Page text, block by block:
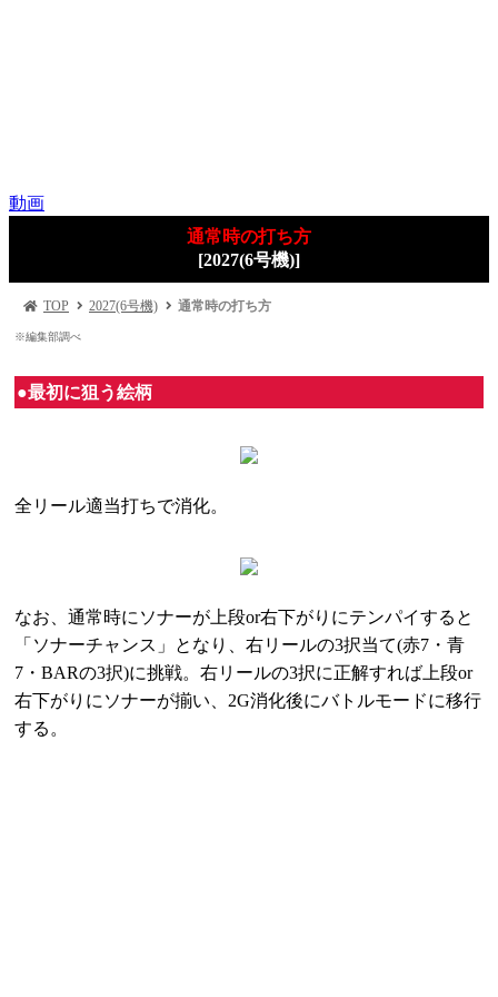
動画
通常時の打ち方
[2027(6号機)]
TOP 2027(6号機) 通常時の打ち方
※編集部調べ
●最初に狙う絵柄
全リール適当打ちで消化。
なお、通常時にソナーが上段or右下がりにテンパイすると
「ソナーチャンス」となり、右リールの3択当て(赤7・青
7・BARの3択)に挑戦。右リールの3択に正解すれば上段or
右下がりにソナーが揃い、2G消化後にバトルモードに移行
する。